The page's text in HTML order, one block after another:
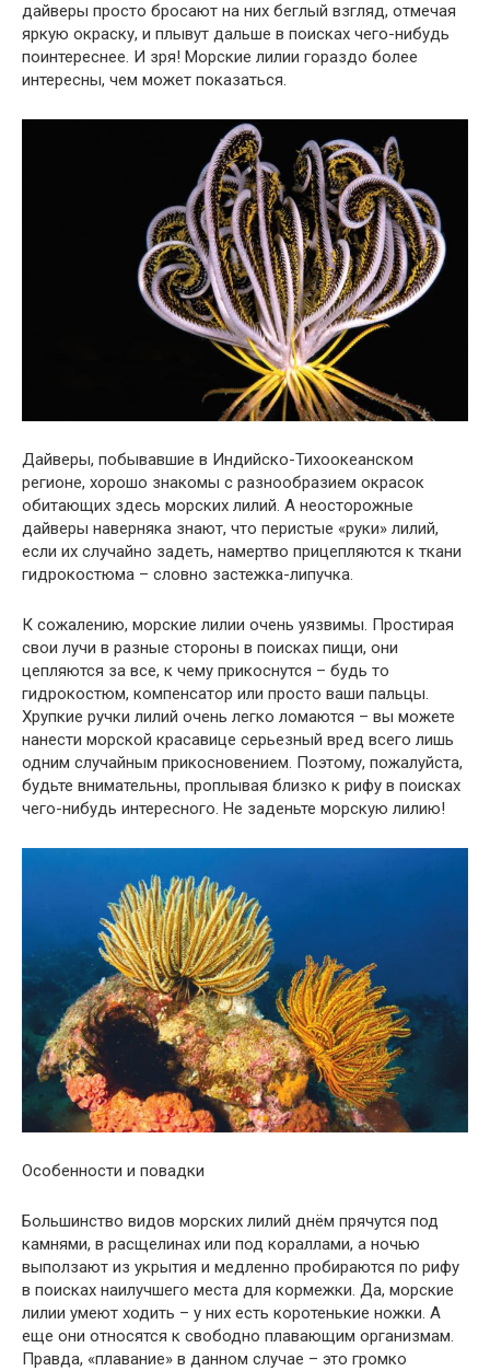
дайверы просто бросают на них беглый взгляд, отмечая
яркую окраску, и плывут дальше в поисках чего-нибудь
поинтереснее. И зря! Морские лилии гораздо более
интересны, чем может показаться.
Дайверы, побывавшие в Индийско-Тихоокеанском
регионе, хорошо знакомы с разнообразием окрасок
обитающих здесь морских лилий. А неосторожные
дайверы наверняка знают, что перистые «руки» лилий,
если их случайно задеть, намертво прицепляются к ткани
гидрокостюма – словно застежка-липучка.
К сожалению, морские лилии очень уязвимы. Простирая
свои лучи в разные стороны в поисках пищи, они
цепляются за все, к чему прикоснутся – будь то
гидрокостюм, компенсатор или просто ваши пальцы.
Хрупкие ручки лилий очень легко ломаются – вы можете
нанести морской красавице серьезный вред всего лишь
одним случайным прикосновением. Поэтому, пожалуйста,
будьте внимательны, проплывая близко к рифу в поисках
чего-нибудь интересного. Не заденьте морскую лилию!
Особенности и повадки
Большинство видов морских лилий днём прячутся под
камнями, в расщелинах или под кораллами, а ночью
выползают из укрытия и медленно пробираются по рифу
в поисках наилучшего места для кормежки. Да, морские
лилии умеют ходить – у них есть коротенькие ножки. А
еще они относятся к свободно плавающим организмам.
Правда, «плавание» в данном случае – это громко